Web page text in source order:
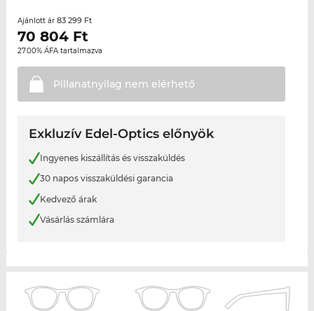
Ajánlott ár 83 299 Ft
70 804Ft
27.00% ÁFA tartalmazva
Pillanatnyilag nem elérhető
Exkluzív Edel-Optics előnyök
Ingyenes kiszállítás és visszaküldés
30 napos visszaküldési garancia
Kedvező árak
Vásárlás számlára